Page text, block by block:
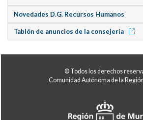
Novedades D.G. Recursos Humanos
Tablón de anuncios de la consejería
© Todos los derechos
Comunidad Autónoma de la